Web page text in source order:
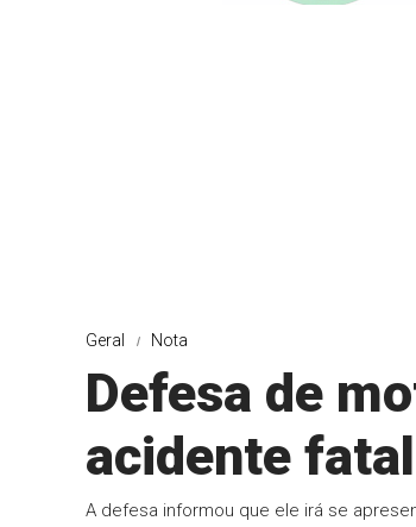
Geral Nota
Defesa de
acidente
A defesa informou que ele irá se